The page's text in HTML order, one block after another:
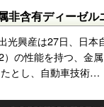
非含有ディーゼ
光興産は27日、日本
）の性能を持つ、金
とし、自動車技術…